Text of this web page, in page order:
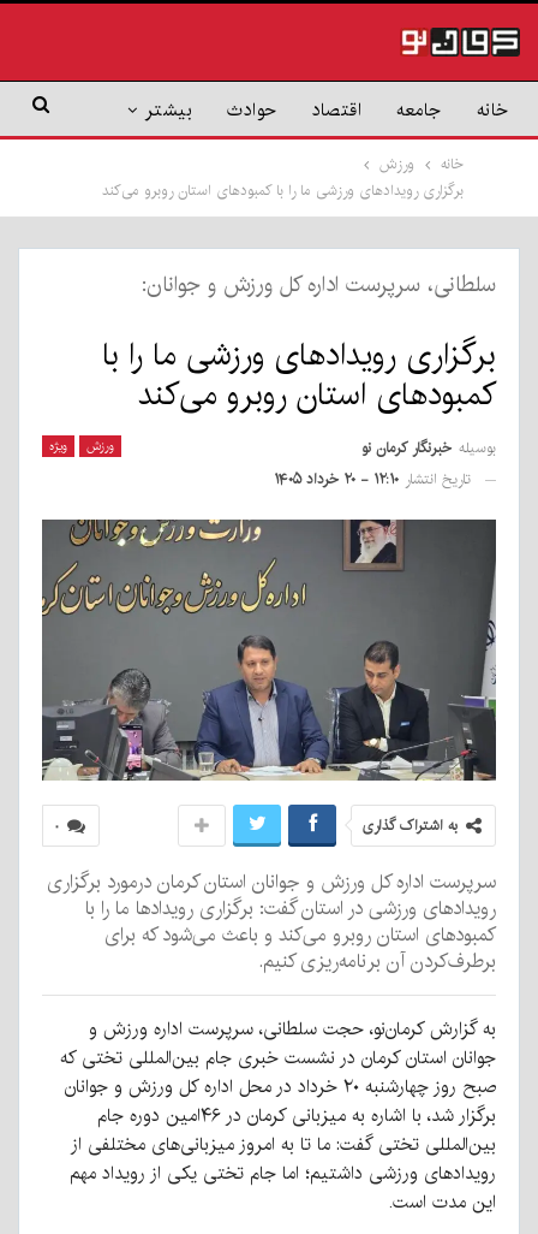
خانه جامعه اقتصاد حوادث بیشتر
خانه
ورزش
برگزاری رویدادهای ورزشی ما را با کمبودهای استان روبرو می‌کند
سلطانی، سرپرست اداره کل ورزش و جوانان:
برگزاری رویدادهای ورزشی ما را با
کمبودهای استان روبرو می‌کند
ورزش ویژه بوسیله خبرنگار کرمان نو
تاریخ انتشار ۱۲:۱۰ - ۲۰ خرداد ۱۴۰۵
۰ به اشتراک گذاری
سرپرست اداره کل ورزش و جوانان استان کرمان درمورد برگزاری
رویدادهای ورزشی در استان گفت: برگزاری رویدادها ما را با
کمبودهای استان روبرو می‌کند و باعث می‌شود که برای
برطرف‌کردن آن برنامه‌ریزی کنیم.
به گزارش کرمان‌نو، حجت سلطانی، سرپرست اداره ورزش و
جوانان استان کرمان در نشست خبری جام بین‌المللی تختی که
صبح روز چهارشنبه ۲۰ خرداد در محل اداره کل ورزش و جوانان
برگزار شد، با اشاره به میزبانی کرمان در ۴۶امین دوره جام
بین‌المللی تختی گفت: ما تا به امروز میزبانی‌های مختلفی از
رویدادهای ورزشی داشتیم؛ اما جام تختی یکی از رویداد مهم
این مدت است.